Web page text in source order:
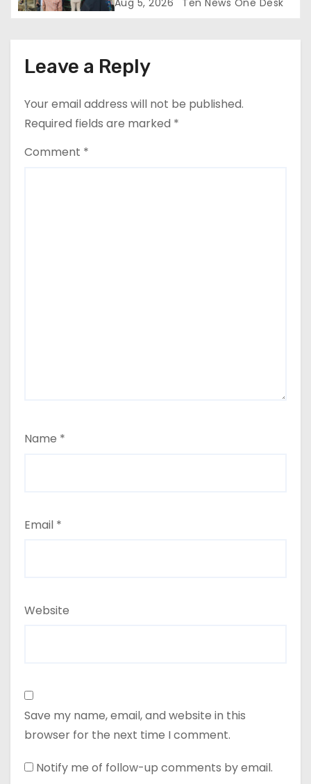
Aug 5, 2026 Ten News One Desk
Leave a Reply
Your email address will not be published.
Required fields are marked *
Comment *
Name *
Email *
Website
Save my name, email, and website in this
browser for the next time I comment.
Notify me of follow-up comments by email.